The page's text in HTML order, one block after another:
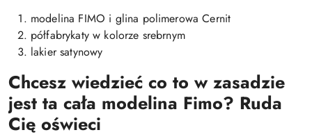
modelina FIMO i glina polimerowa Cernit
półfabrykaty w kolorze srebrnym
lakier satynowy
Chcesz wiedzieć co to w zasadzie
jest ta cała modelina Fimo? Ruda
Cię oświeci